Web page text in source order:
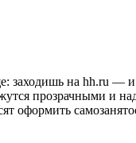
заходишь на hh.ru —
прозрачными и
оформить